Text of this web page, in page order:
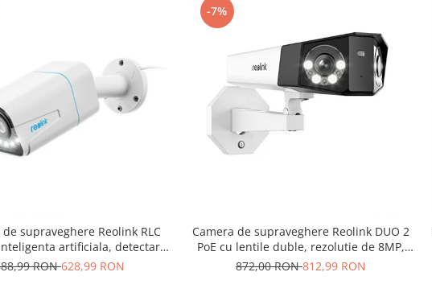
de supraveghere Reolink RLC
artificiala, detectare
Vehicul, zoom optic 5x,
RON628,99 RON
-7%
Camera de supraveghere Reolink DUO 2
PoE cu lentile duble, rezolutie de 8MP,
detectare Persoana/Vehicul, unghi
872,00 RON812,99 RON